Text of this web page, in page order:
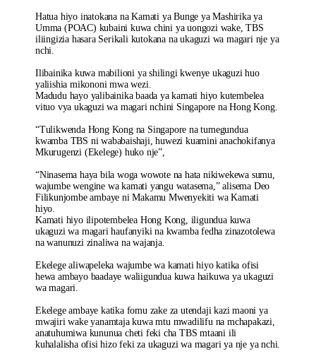
Hatua hiyo inatokana na Kamati ya Bunge ya Mashirika ya
Umma (POAC) kubaini kuwa chini ya uongozi wake, TBS
iliingizia hasara Serikali kutokana na ukaguzi wa magari nje ya
nchi.
Ilibainika kuwa mabilioni ya shilingi kwenye ukaguzi huo
yaliishia mikononi mwa wezi.
Madudu hayo yalibainika baada ya kamati hiyo kutembelea
vituo vya ukaguzi wa magari nchini Singapore na Hong Kong.
“Tulikwenda Hong Kong na Singapore na tumegundua
kwamba TBS ni wababaishaji, huwezi kuamini anachokifanya
Mkurugenzi (Ekelege) huko nje”,
“Ninasema haya bila woga wowote na hata nikiwekewa sumu,
wajumbe wengine wa kamati yangu watasema,” alisema Deo
Filikunjombe ambaye ni Makamu Mwenyekiti wa Kamati
hiyo.
Kamati hiyo ilipotembelea Hong Kong, iligundua kuwa
ukaguzi wa magari haufanyiki na kwamba fedha zinazotolewa
na wanunuzi zinaliwa na wajanja.
Ekelege aliwapeleka wajumbe wa kamati hiyo katika ofisi
hewa ambayo baadaye waliigundua kuwa haikuwa ya ukaguzi
wa magari.
Ekelege ambaye katika fomu zake za utendaji kazi maoni ya
mwajiri wake yanamtaja kuwa mtu mwadilifu na mchapakazi,
anatuhumiwa kununua cheti feki cha TBS mtaani ili
kuhalalisha ofisi hizo feki za ukaguzi wa magari ya nje ya nchi.